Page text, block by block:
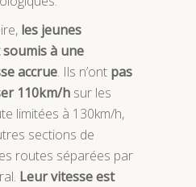
les jeunes
à une
accrue. Ils n’ont pas
110km/h sur les
limitées à 130km/h,
sections de
routes séparées par
Leur vitesse est